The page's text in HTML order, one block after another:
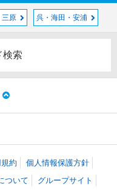
三原 呉・海田・安浦
検索
約
個人情報保護方針
ついて
グループサイト